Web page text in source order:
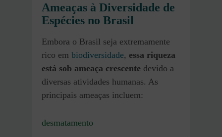
Ameaças à Diversidade de
Espécies no Brasil
Embora o Brasil seja extremamente
rico em biodiversidade, essa riqueza
está sob ameaça crescente devido a
diversas atividades humanas. As
principais ameaças incluem:
desmatamento